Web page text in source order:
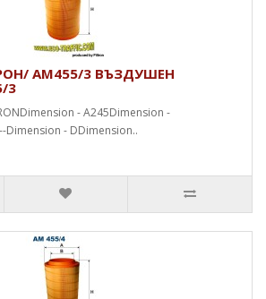
AM455/3 ВЪЗДУШЕН
3
- A245Dimension -
Dimension - DDimension..